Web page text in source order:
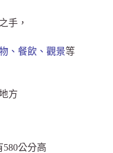
手，
、餐飲 、觀景等
方
公分高